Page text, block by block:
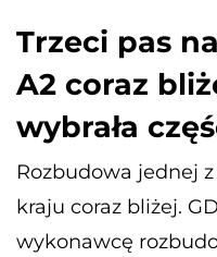
Trzeci pas
A2 coraz
wybrała
Rozbudowa jednej
kraju coraz bliżej.
wykonawcę